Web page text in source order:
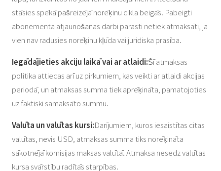
stāsies spēkā pašreizējā norēķinu cikla beigās. Pabeigti
abonementa atjaunošanas darbi parasti netiek atmaksāti, ja
vien nav radusies norēķinu kļūda vai juridiska prasība.
Iegādājieties akciju laikā vai ar atlaidi:Šī atmaksas
politika attiecas arī uz pirkumiem, kas veikti ar atlaidi akcijas
periodā, un atmaksas summa tiek aprēķināta, pamatojoties
uz faktiski samaksāto summu.
Valūta un valūtas kursi:Darījumiem, kuros iesaistītas citas
valūtas, nevis USD, atmaksas summa tiks norēķināta
sākotnējā komisijas maksas valūtā. Atmaksa nesedz valūtas
kursa svārstību radītās starpības.